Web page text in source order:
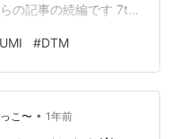
の記事の続編です 7th-
いていきます 曲の構
曲はひとつのフレーズ
を構成する構造になっ
歌い出しの旋律と、B
#DTM
こ〜 • 1年前